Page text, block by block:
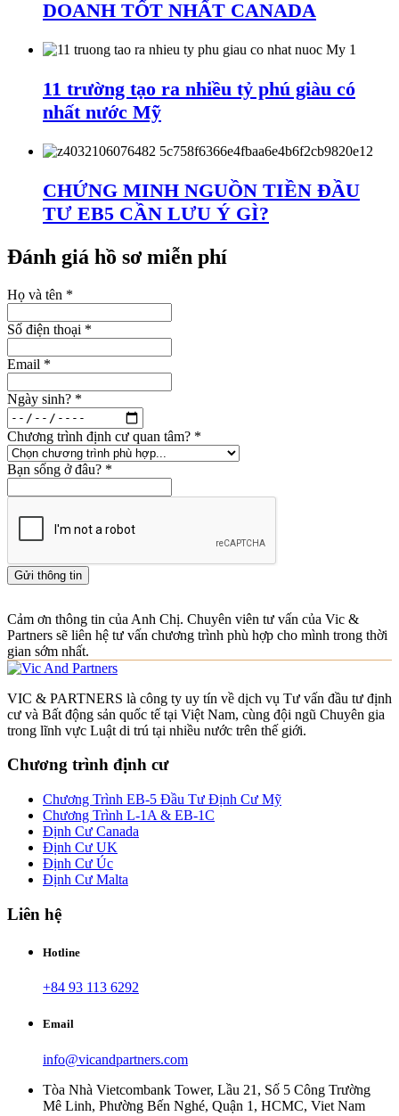
DOANH TỐT NHẤT CANADA
11 trường tạo ra nhiều tỷ phú giàu có
nhất nước Mỹ
CHỨNG MINH NGUỒN TIỀN ĐẦU
TƯ EB5 CẦN LƯU Ý GÌ?
Đánh giá hồ sơ miễn phí
Họ và tên *
Số điện thoại *
Email *
Ngày sinh? *
Chương trình định cư quan tâm? *
Bạn sống ở đâu? *
Gửi thông tin
Cảm ơn thông tin của Anh Chị. Chuyên viên tư vấn của Vic &
Partners sẽ liên hệ tư vấn chương trình phù hợp cho mình trong thời
gian sớm nhất.
VIC & PARTNERS là công ty uy tín về dịch vụ Tư vấn đầu tư định
cư và Bất động sản quốc tế tại Việt Nam, cùng đội ngũ Chuyên gia
trong lĩnh vực Luật di trú tại nhiều nước trên thế giới.
Chương trình định cư
Chương Trình EB-5 Đầu Tư Định Cư Mỹ
Chương Trình L-1A & EB-1C
Định Cư Canada
Định Cư UK
Định Cư Úc
Định Cư Malta
Liên hệ
Hotline
+84 93 113 6292
Email
info@vicandpartners.com
Tòa Nhà Vietcombank Tower, Lầu 21, Số 5 Công Trường
Mê Linh, Phường Bến Nghé, Quận 1, HCMC, Viet Nam